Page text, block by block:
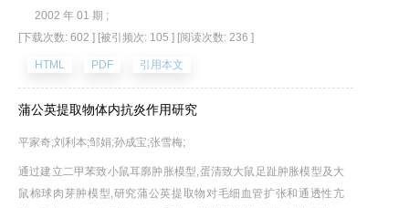
2002 年 01 期 ;
[下载次数: 602 ] [被引频次: 105 ] [阅读次数: 236 ]
HTML PDF 引用本文
蒲公英提取物体内抗炎作用研究
平家奇;刘利本;邹娟;孙成宝;张雪梅;
通过建立二甲苯致小鼠耳廓肿胀模型,蛋清致大鼠足趾肿胀模型及大
鼠棉球肉芽肿模型,研究蒲公英提取物对毛细血管扩张和通透性亢